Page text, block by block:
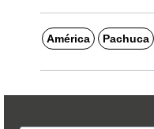
América Pachuca